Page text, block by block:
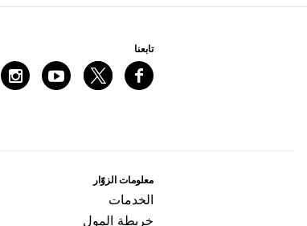
ﺗﺎﺑﻌﻨﺎ
ﻣﻌﻠﻮﻣﺎﺕ اﻟﺰﻭّاﺭ
اﻟﺨﺪﻣﺎﺕ
ﺧﺮﻳﻄﺔ اﻟﻤﻮﻝ